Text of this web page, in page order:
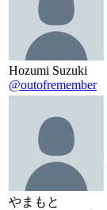
Hozumi Suzuki
@outofremember
やまもと